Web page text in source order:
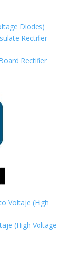
Diodes)
Rectifier
Rectifier
Voltaje (High
(High Voltage